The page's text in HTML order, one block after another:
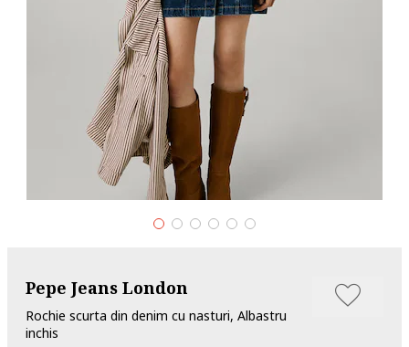
Pepe Jeans London
Rochie scurta din denim cu nasturi, Albastru
inchis